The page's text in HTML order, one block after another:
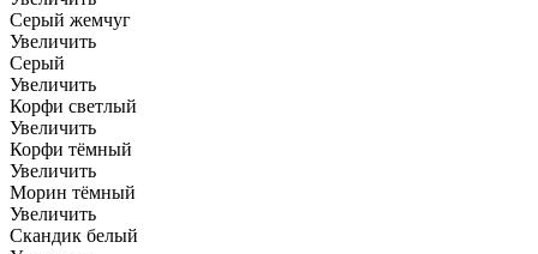
Серый жемчуг
Увеличить
Серый
Увеличить
Корфи светлый
Увеличить
Корфи тёмный
Увеличить
Морин тёмный
Увеличить
Скандик белый